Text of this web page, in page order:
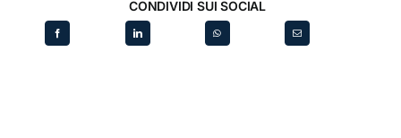
CONDIVIDI SUI SOCIAL